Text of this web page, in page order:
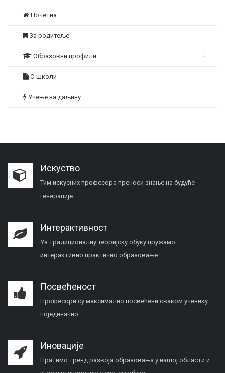
Почетна
За родитеље
Образовни профили
О школи
Учење на даљину
Искуство
Тим искусних професора преноси знање на будуће
генерације.
Интерактивност
Уз традиционалну теоријску обуку пружамо
интерактивно практично образовање.
Посвећеност
Професори су максимално посвећени сваком ученику
појединачно.
Иновације
Пратимо тренд развоја образовања у нашој области и